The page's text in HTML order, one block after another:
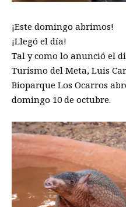
¡Este domingo abrimos!
¡Llegó el día!
Tal y como lo anunció el
Turismo del Meta, Luis
Bioparque Los Ocarros
domingo 10 de octubre.